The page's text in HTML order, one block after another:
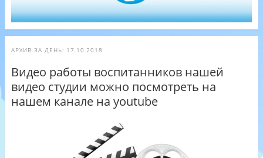
АРХИВ ЗА ДЕНЬ: 17.10.2018
Видео работы воспитанников нашей
видео студии можно посмотреть на
нашем канале на youtube